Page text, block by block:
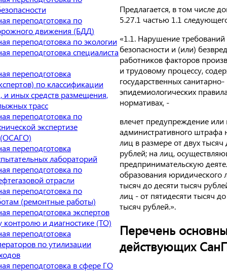
переподготовка по
движения (БДД)
переподготовка по экологии
переподготовка специалиста
переподготовка
по классификации
и иных средств размещения,
трасс
переподготовка по
экспертизе
(ОСАГО)
переподготовка
лабораторий
переподготовка по
отрасли
переподготовка по
(ремонтные работы)
переподготовка экспертов
контролю и диагностике (ТО)
переподготовка
по утилизации
переподготовка в сфере ГО
Предлагается, в том числе
5.27.1 частью 1.1
«1.1. Нарушение
безопасности и (или)
работников факторов
и трудовому процессу,
государственных санитарно-
эпидемиологических
нормативах, -
влечет предупреждение
административного штрафа
лиц в размере от двух тысяч
рублей; на лиц,
предпринимательскую
образования юридического
тысяч до десяти тысяч
лиц - от пятидесяти тысяч
тысяч рублей.».
Перечень
действующих